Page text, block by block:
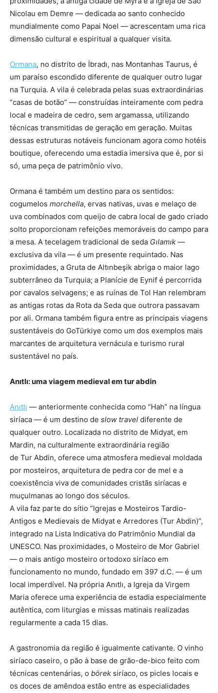
Nicolau em Demre — dedicada ao santo conhecido
mundialmente como Papai Noel — acrescentam uma rica
dimensão cultural e espiritual a qualquer visita.
Ormana, no distrito de İbradı, nas Montanhas Taurus, é
um paraíso escondido diferente de qualquer outro lugar
na Turquia. A vila é celebrada pelas suas extraordinárias
“casas de botão” — construídas inteiramente com pedra
local e madeira de cedro, sem argamassa, utilizando
técnicas transmitidas de geração em geração. Muitas
dessas estruturas notáveis funcionam agora como hotéis
boutique, oferecendo uma estadia imersiva que é, por si
só, uma peça de patrimônio vivo.
Ormana é também um destino para os sentidos:
cogumelos morchella, ervas nativas, uvas e melaço de
uva combinados com queijo de cabra local de gado criado
solto proporcionam refeições memoráveis do campo para
a mesa. A tecelagem tradicional de seda Gılamık —
exclusiva da vila — é um presente requintado. Nas
proximidades, a Gruta de Altınbeşik abriga o maior lago
subterrâneo da Turquia; a Planície de Eynif é percorrida
por cavalos selvagens; e as ruínas de Tol Han relembram
as antigas rotas da Rota da Seda que outrora passavam
por ali. Ormana também figura entre as principais viagens
sustentáveis do GoTürkiye como um dos exemplos mais
marcantes de arquitetura vernácula e turismo rural
sustentável no país.
Anıtlı: uma viagem medieval em tur abdin
Anıtlı — anteriormente conhecida como “Hah” na língua
siríaca — é um destino de slow travel diferente de
qualquer outro. Localizada no distrito de Midyat, em
Mardin, na culturalmente extraordinária região
de Tur Abdin, oferece uma atmosfera medieval moldada
por mosteiros, arquitetura de pedra cor de mel e a
coexistência viva de comunidades cristãs siríacas e
muçulmanas ao longo dos séculos.
A vila faz parte do sítio “Igrejas e Mosteiros Tardio-
Antigos e Medievais de Midyat e Arredores (Tur Abdin)”,
integrado na Lista Indicativa do Patrimônio Mundial da
UNESCO. Nas proximidades, o Mosteiro de Mor Gabriel
— o mais antigo mosteiro ortodoxo siríaco em
funcionamento no mundo, fundado em 397 d.C. — é um
local imperdível. Na própria Anıtlı, a Igreja da Virgem
Maria oferece uma experiência de estadia especialmente
autêntica, com liturgias e missas matinais realizadas
regularmente a cada 15 dias.
A gastronomia da região é igualmente cativante. O vinho
siríaco caseiro, o pão à base de grão-de-bico feito com
técnicas centenárias, o börek siríaco, os picles locais e
os doces de amêndoa estão entre as especialidades